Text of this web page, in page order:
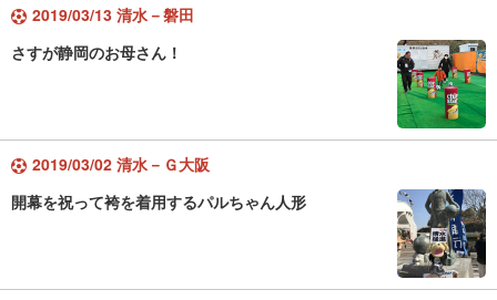
2019/03/13 清水－磐田
さすが静岡のお母さん！
2019/03/02 清水－Ｇ大阪
開幕を祝って袴を着用するパルちゃん人形